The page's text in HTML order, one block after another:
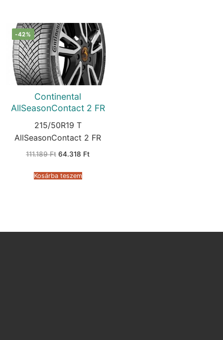
-42%
Continental
AllSeasonContact 2 FR
215/50R19 T
AllSeasonContact 2 FR
111.189Ft Original
111.189 Ft.
64.318 FtCurrent
Kosárba teszem